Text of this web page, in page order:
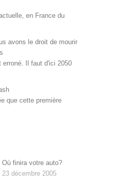
en France du
avons le droit de mourir
erroné. Il faut d'ici 2050
que cette première
Où finira votre auto?
23 décembre 2005